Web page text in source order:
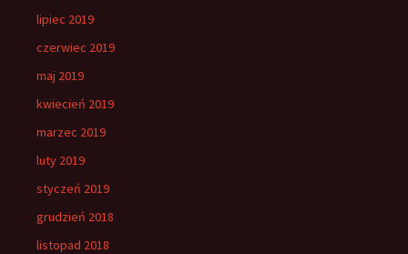
lipiec 2019
czerwiec 2019
maj 2019
kwiecień 2019
marzec 2019
luty 2019
styczeń 2019
grudzień 2018
listopad 2018